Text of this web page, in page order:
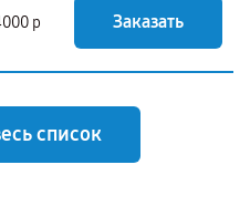
р Заказать
список